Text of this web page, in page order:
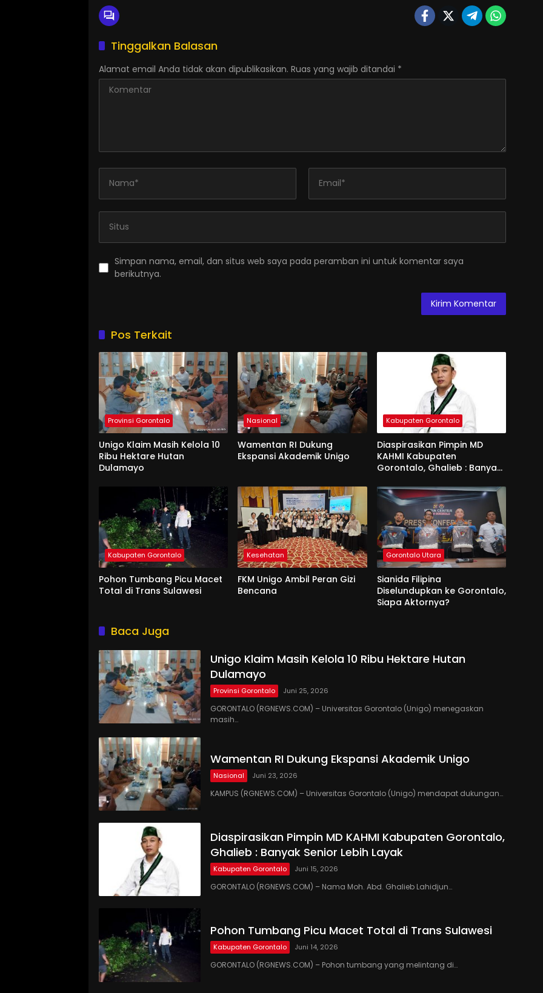
Tinggalkan Balasan
Alamat email Anda tidak akan dipublikasikan. Ruas yang wajib ditandai *
Simpan nama, email, dan situs web saya pada peramban ini untuk komentar saya
berikutnya.
Pos Terkait
Provinsi Gorontalo
Unigo Klaim Masih Kelola 10
Ribu Hektare Hutan
Dulamayo
Nasional
Wamentan RI Dukung
Ekspansi Akademik Unigo
Kabupaten Gorontalo
Diaspirasikan Pimpin MD
KAHMI Kabupaten
Gorontalo, Ghalieb : Banyak
Kabupaten Gorontalo
Pohon Tumbang Picu Macet
Total di Trans Sulawesi
Kesehatan
FKM Unigo Ambil Peran Gizi
Bencana
Gorontalo Utara
Sianida Filipina
Diselundupkan ke Gorontalo,
Siapa Aktornya?
Baca Juga
Unigo Klaim Masih Kelola 10 Ribu Hektare Hutan
Dulamayo
Provinsi Gorontalo Juni 25, 2026
GORONTALO (RGNEWS.COM) – Universitas Gorontalo (Unigo) menegaskan
masih…
Wamentan RI Dukung Ekspansi Akademik Unigo
Nasional Juni 23, 2026
KAMPUS (RGNEWS.COM) – Universitas Gorontalo (Unigo) mendapat dukungan…
Diaspirasikan Pimpin MD KAHMI Kabupaten Gorontalo,
Ghalieb : Banyak Senior Lebih Layak
Kabupaten Gorontalo Juni 15, 2026
GORONTALO (RGNEWS.COM) – Nama Moh. Abd. Ghalieb Lahidjun…
Pohon Tumbang Picu Macet Total di Trans Sulawesi
Kabupaten Gorontalo Juni 14, 2026
GORONTALO (RGNEWS.COM) – Pohon tumbang yang melintang di…